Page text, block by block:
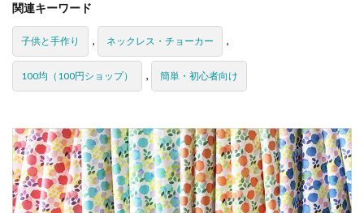
関連キーワード
子供と手作り , ネックレス・チョーカー ,
100均（100円ショップ） , 簡単・初心者向け